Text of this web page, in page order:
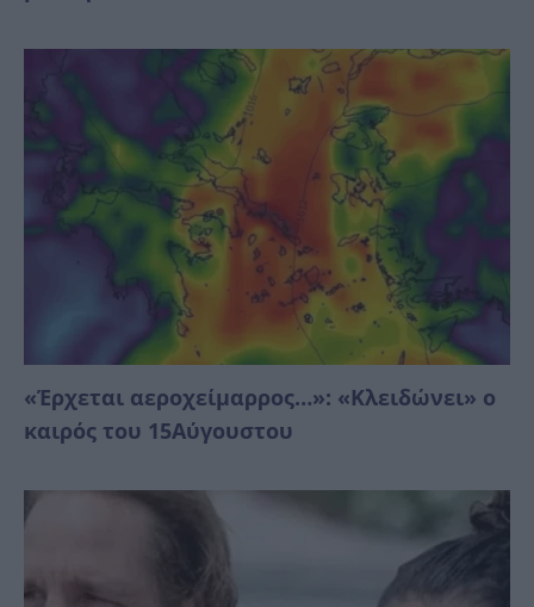
«Έρχεται αεροχείμαρρος…»: «Κλειδώνει» ο
καιρός του 15Αύγουστου